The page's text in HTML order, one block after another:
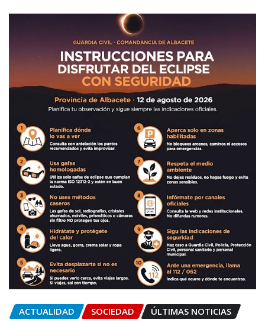
ACTUALIDAD SOCIEDAD ÚLTIMAS NOTICIAS